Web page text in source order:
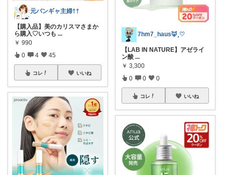
元バンギャ主婦††
【購入品】美のカリスマさまか
ら購入♡いつも ...
￥ 990
0 4 45
コレ いいね
7hm7_haus‪🦊⸒♡
【LAB IN NATURE】アゼライ
ン酸 ...
￥ 3,300
0 0 0
コレ いいね